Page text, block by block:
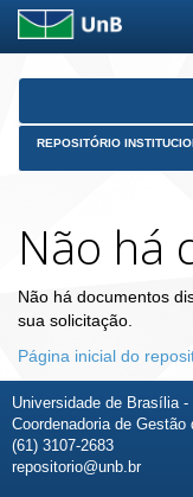
Skip
REPOSITÓRIO
Não há
Não há documentos
sua solicitação.
Página inicial do
Universidade de Brasília
Coordenadoria de
(61) 3107-2683
repositorio@unb.br